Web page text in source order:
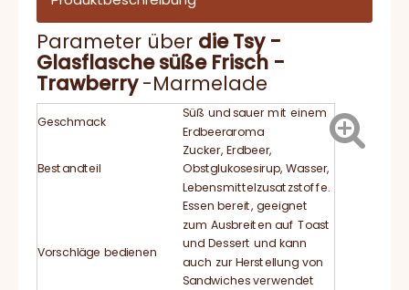
Parameter über die Tsy -
Glasflasche süße Frisch -
Trawberry-Marmelade
Geschmack
Süß und sauer mit einem
Erdbeeraroma
Bestandteil
Zucker, Erdbeer,
Obstglukosesirup, Wasser,
Lebensmittelzusatzstoffe.
Vorschläge bedienen
Essen bereit, geeignet
zum Ausbreiten auf Toast
und Dessert und kann
auch zur Herstellung von
Sandwiches verwendet